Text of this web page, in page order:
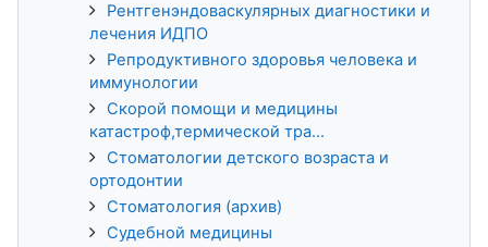
Рентгенэндоваскулярных диагностики и
лечения ИДПО
Репродуктивного здоровья человека и
иммунологии
Скорой помощи и медицины
катастроф,термической тра...
Стоматологии детского возраста и
ортодонтии
Стоматология (архив)
Судебной медицины